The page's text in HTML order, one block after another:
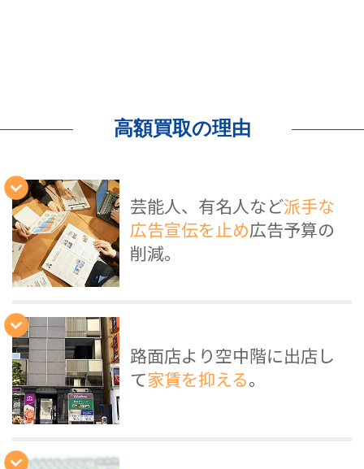
高額買取の理由
芸能人、有名人など派手な
広告宣伝を止め広告予算の
削減。
路面店より空中階に出店し
て家賃を抑える。